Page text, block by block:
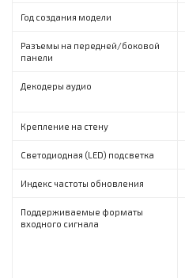
Год создания модели
Разъемы на передней/боковой
панели
Декодеры аудио
Крепление на стену
Светодиодная (LED) подсветка
Индекс частоты обновления
Поддерживаемые форматы
входного сигнала